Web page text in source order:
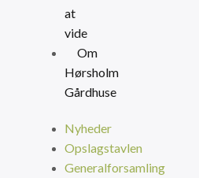
at
vide
Om
Hørsholm
Gårdhuse
Nyheder
Opslagstavlen
Generalforsamling